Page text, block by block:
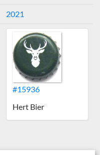
2021
#15936
Hert Bier